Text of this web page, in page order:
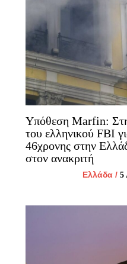
Υπόθεση Marfin: Στη
του ελληνικού FBI
46χρονης στην
στον ανακριτή
Ελλάδα/ 5